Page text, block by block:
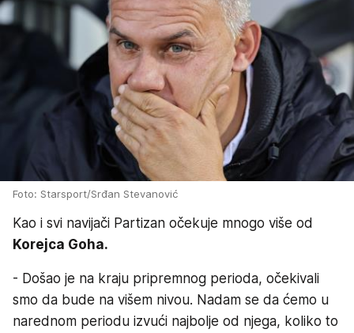
Foto: Starsport/Srđan Stevanović
Kao i svi navijači Partizan očekuje mnogo više od
Korejca Goha.
- Došao je na kraju pripremnog perioda, očekivali
smo da bude na višem nivou. Nadam se da ćemo u
narednom periodu izvući najbolje od njega, koliko to